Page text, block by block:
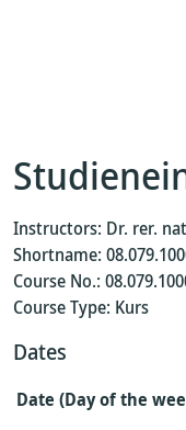
Instructors: Dr. rer.
Shortname:
Course No.:
Course Type: Kurs
Dates
Date (Day of the